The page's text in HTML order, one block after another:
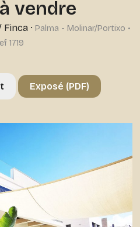
vendre
Finca · Palma - Molinar/Portixo •
1719
Exposé (PDF)